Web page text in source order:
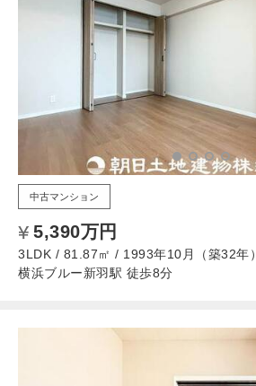
中古マンション
5,390万円
3LDK / 81.87㎡ / 1993年10月（築32年）
横浜ブルー新羽駅 徒歩8分